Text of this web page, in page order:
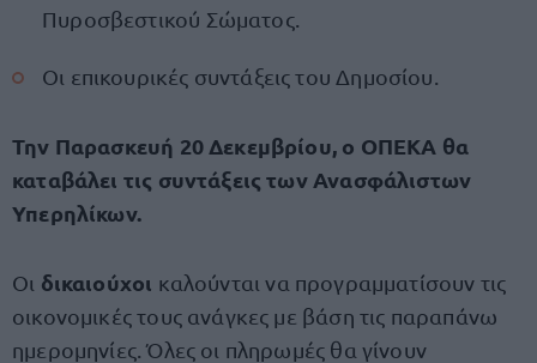
Πυροσβεστικού Σώματος.
Οι επικουρικές συντάξεις του Δημοσίου.
Την Παρασκευή 20 Δεκεμβρίου, ο ΟΠΕΚΑ θα
καταβάλει τις συντάξεις των Ανασφάλιστων
Υπερηλίκων.
Οι δικαιούχοι καλούνται να προγραμματίσουν τις
οικονομικές τους ανάγκες με βάση τις παραπάνω
ημερομηνίες. Όλες οι πληρωμές θα γίνουν